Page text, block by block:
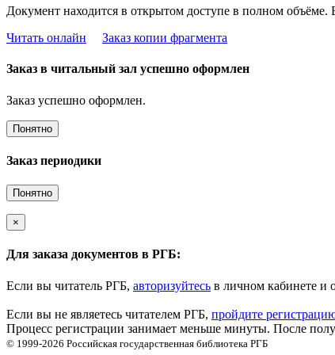
Документ находится в открытом доступе в полном
Читать онлайн
Заказ копии фрагмента
Заказ в читальный зал успешно оформлен
Заказ успешно оформлен.
Понятно
Заказ периодики
Понятно
×
Для заказа документов в РГБ:
Если вы читатель РГБ, авторизуйтесь в личном кабинете и
Если вы не являетесь читателем РГБ, пройдите
Процесс регистрации занимает меньше минуты. После
© 1999-2026 Российская государственная библиотека РГБ